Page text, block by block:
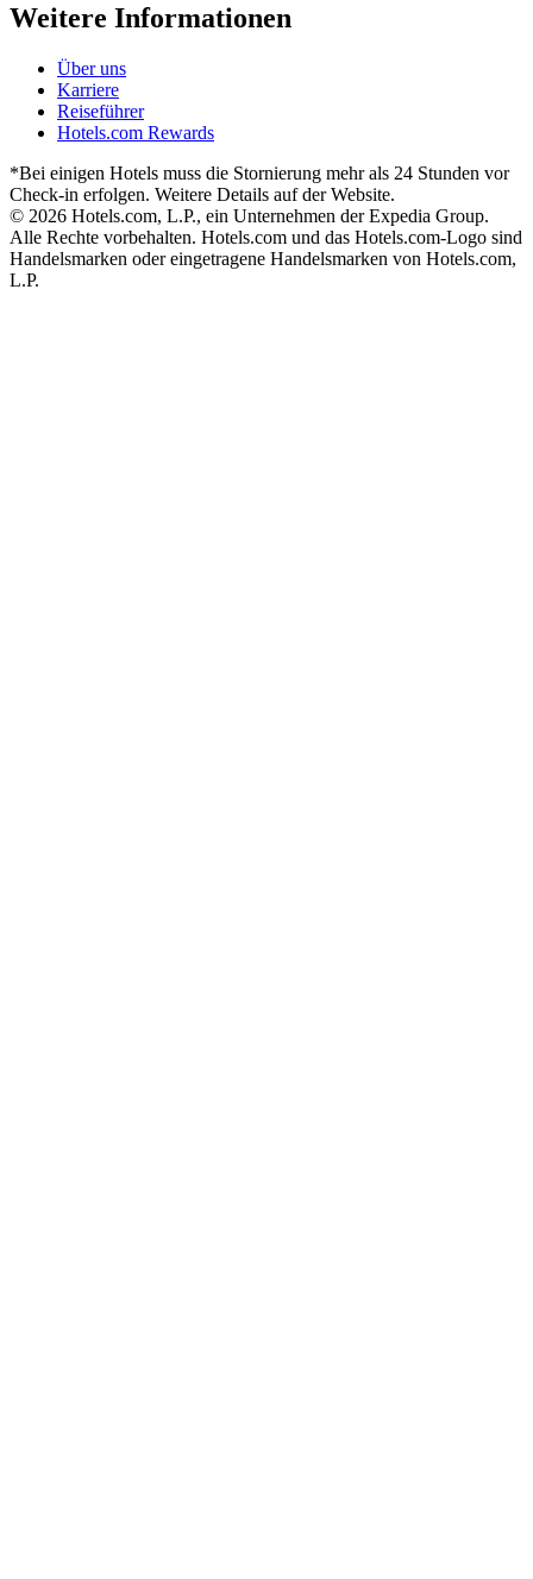
Weitere Informationen
Über uns
Karriere
Reiseführer
Hotels.com Rewards
*Bei einigen Hotels muss die Stornierung mehr als 24 Stunden vor
Check-in erfolgen. Weitere Details auf der Website.
© 2026 Hotels.com, L.P., ein Unternehmen der Expedia Group.
Alle Rechte vorbehalten. Hotels.com und das Hotels.com-Logo sind
Handelsmarken oder eingetragene Handelsmarken von Hotels.com,
L.P.